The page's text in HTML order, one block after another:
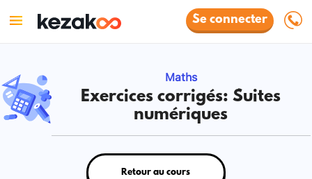
Se connecter
Maths
Exercices corrigés: Suites
numériques
Retour au cours